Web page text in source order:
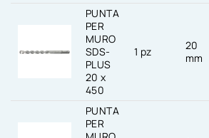
PUNTA
PER
MURO
SDS-
PLUS
20 x
450
1 pz
20
mm
PUNTA
PER